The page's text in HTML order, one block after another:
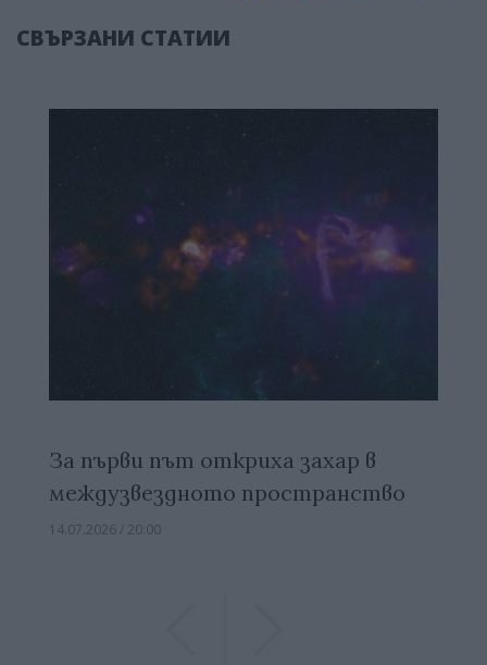
СВЪРЗАНИ СТАТИИ
За първи път откриха захар в
междузвездното пространство
14.07.2026 / 20:00